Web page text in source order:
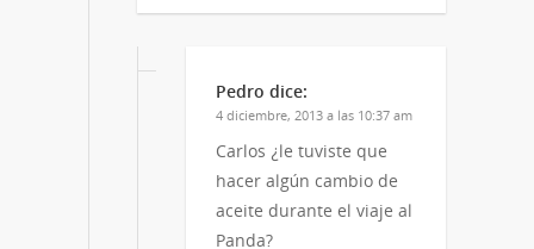
Pedro dice:
4 diciembre, 2013 a las 10:37 am
Carlos ¿le tuviste que
hacer algún cambio de
aceite durante el viaje al
Panda?